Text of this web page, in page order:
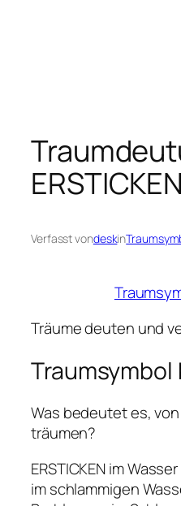
ERSTICKEN
Verfasst vondeskin
Träume deuten und
Traumsymbol
Was bedeutet es, von
träumen?
ERSTICKEN im
im schlammigen